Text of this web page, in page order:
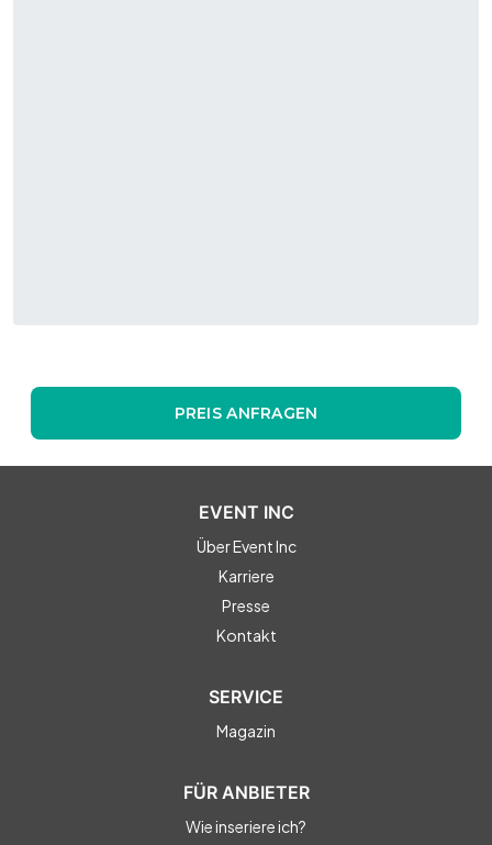
PREIS ANFRAGEN
EVENT INC
Über Event Inc
Karriere
Presse
Kontakt
SERVICE
Magazin
FÜR ANBIETER
Wie inseriere ich?